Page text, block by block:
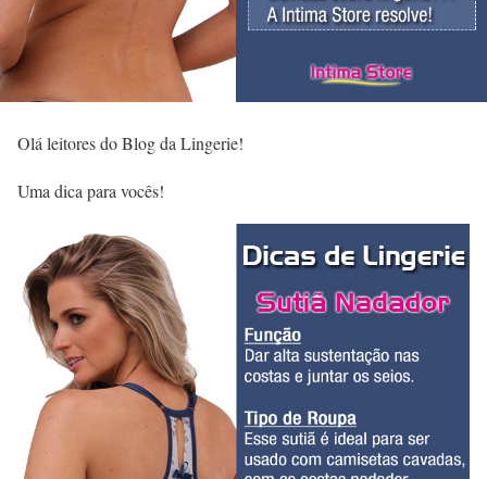
Olá leitores do Blog da Lingerie!
Uma dica para vocês!